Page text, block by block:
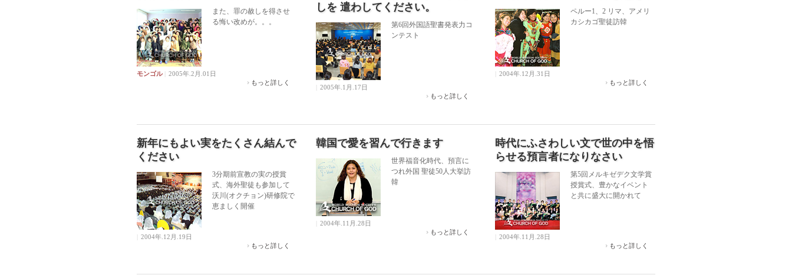
また、罪の赦しを得させ
る悔い改めが。。。
モンゴル
2005年.2月.01日
もっと詳しく
しを 遣わしてください。
第6回外国語聖書発表力コ
ンテスト
2005年.1月.17日
もっと詳しく
ペルー1、2 リマ、アメリ
カシカゴ聖徒訪韓
2004年.12月.31日
もっと詳しく
新年にもよい実をたくさん結んで
ください
3分期前宣教の実の授賞
式、海外聖徒も参加して
沃川(オクチョン)研修院で
恵ましく開催
2004年.12月.19日
もっと詳しく
韓国で愛を習んで行きます
世界福音化時代、預言に
つれ外国 聖徒50人大挙訪
韓
2004年.11月.28日
もっと詳しく
時代にふさわしい文で世の中を悟
らせる預言者になりなさい
第5回メルキゼデク文学賞
授賞式、豊かなイベント
と共に盛大に開かれて
2004年.11月.28日
もっと詳しく